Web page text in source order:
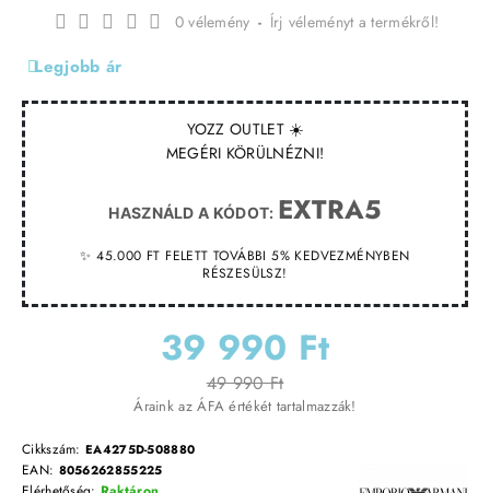
YOZZ OUTLET ☀️
MEGÉRI KÖRÜLNÉZNI!
HASZNÁLD A KÓDOT: EXTRA5
✨ 45.000 FT FELETT TOVÁBBI 5% KEDVEZMÉNYBEN
RÉSZESÜLSZ!
Legjobb ár
0 vélemény - Írj véleményt a termékről!
39 990 Ft
49 990 Ft
Áraink az ÁFA értékét tartalmazzák!
Cikkszám: EA4275D-508880
EAN: 8056262855225